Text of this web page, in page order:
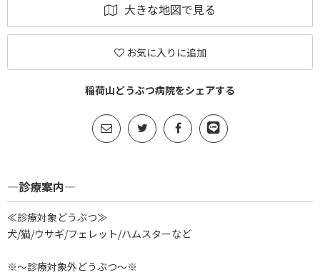
大きな地図で見る
お気に入りに追加
稲荷山どうぶつ病院をシェアする
―診療案内―
≪診療対象どうぶつ≫
犬/猫/ウサギ/フェレット/ハムスターなど
※～診療対象外どうぶつ～※